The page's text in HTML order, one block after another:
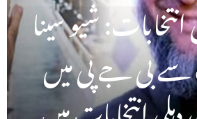
انتخابات: شیو سینا
بی جے پی میں